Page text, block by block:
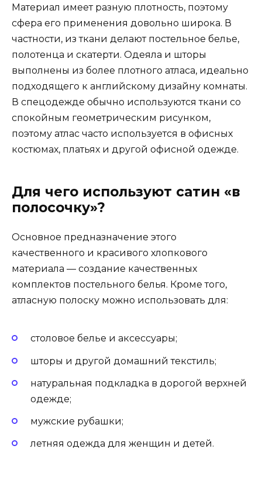
Материал имеет разную плотность, поэтому
сфера его применения довольно широка. В
частности, из ткани делают постельное белье,
полотенца и скатерти. Одеяла и шторы
выполнены из более плотного атласа, идеально
подходящего к английскому дизайну комнаты.
В спецодежде обычно используются ткани со
спокойным геометрическим рисунком,
поэтому атлас часто используется в офисных
костюмах, платьях и другой офисной одежде.
Для чего используют сатин «в
полосочку»?
Основное предназначение этого
качественного и красивого хлопкового
материала — создание качественных
комплектов постельного белья. Кроме того,
атласную полоску можно использовать для:
столовое белье и аксессуары;
шторы и другой домашний текстиль;
натуральная подкладка в дорогой верхней
одежде;
мужские рубашки;
летняя одежда для женщин и детей.